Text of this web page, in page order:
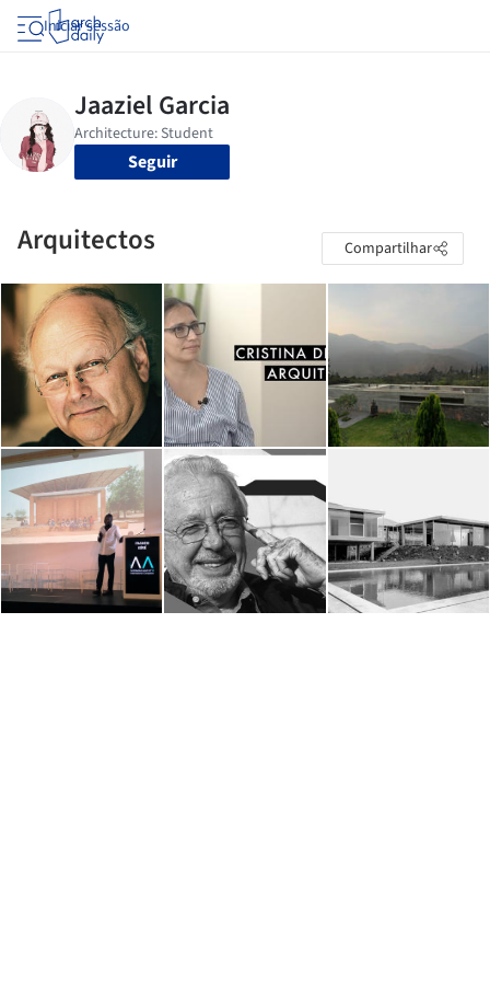
Iniciar sessão
Seguir
Arquitectos Compartilhar